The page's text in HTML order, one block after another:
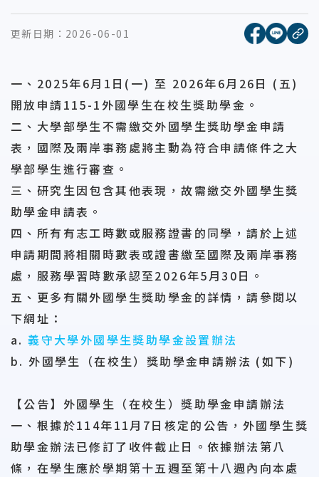
更新日期： 2026-06-01 [另開新
[另開
複
一、2025年6月1日(一) 至 2026年6月26日 (五)
開放申請115-1外國學生在校生獎助學金。
二、大學部學生不需繳交外國學生獎助學金申請
表，國際及兩岸事務處將主動為符合申請條件之大
學部學生進行審查。
三、研究生因包含其他表現，故需繳交外國學生獎
助學金申請表。
四、所有有志工時數或服務證書的同學，請於上述
申請期間將相關時數表或證書繳至國際及兩岸事務
處，服務學習時數承認至2026年5月30日。
五、更多有關外國學生獎助學金的詳情，請參閱以
下網址：
a.義守大學外國學生獎助學金設置辦法
b. 外國學生（在校生）獎助學金申請辦法 (如下)
【公告】外國學生（在校生）獎助學金申請辦法
一、根據於114年11月7日核定的公告，外國學生獎
助學金辦法已修訂了收件截止日。依據辦法第八
條，在學生應於學期第十五週至第十八週內向本處